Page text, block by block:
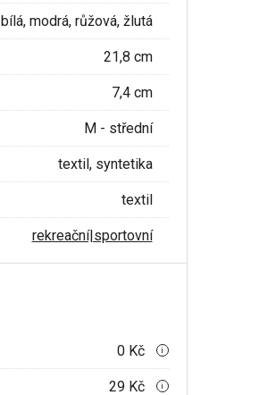
bílá, modrá, růžová, žlutá
21,8 cm
7,4 cm
M - střední
textil, syntetika
textil
rekreační|sportovní
0 Kč i
29 Kč i